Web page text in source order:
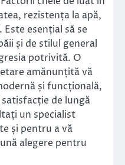
rezistența la apă,
esențial să se
și de stilul general
potrivită. O
amănunțită vă
și funcțională,
de lungă
un specialist
și pentru a vă
alegere pentru